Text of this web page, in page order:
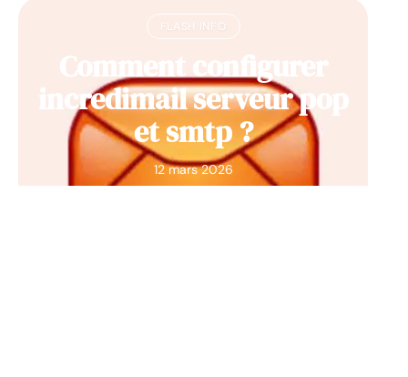
FLASH INFO
Comment configurer
incredimail serveur pop
et smtp ?
12 mars 2026